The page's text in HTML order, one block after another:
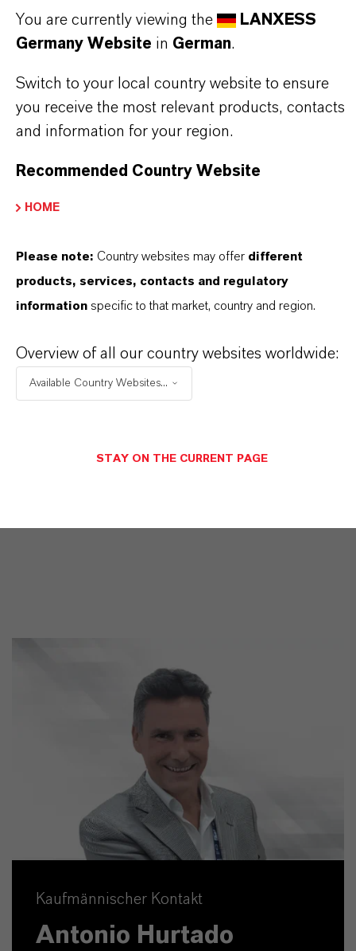
PRODUKTANWENDUNGEN
DARUM LANXESS!
Als führendes Spezialchemieunternehmen bieten
wir weit mehr als nur hochwertige Produkte: Wir
partnerschaftliches Denken. Im Mittelpunkt
Kunden. Unsere Kunden profitieren von
maßgeschneiderten Lösungen, globaler Präsenz
und einem tiefen Verständnis ihrer Märkte. Hier
LANXESS der richtige Partner für Ihr Unternehmen
KUNDINNEN UND KUNDEN!
Kaufmännischer Kontakt
Antonio Hurtado
You are currently viewing the
LANXESS
Germany Website in German.
Switch to your local country website to ensure
you receive the most relevant products, contacts
and information for your region.
Recommended Country Website
HOME
Please note: Country websites may offer different
products, services, contacts and regulatory
information specific to that market, country and region.
Overview of all our country websites worldwide:
Available Country Websites...
STAY ON THE CURRENT PAGE